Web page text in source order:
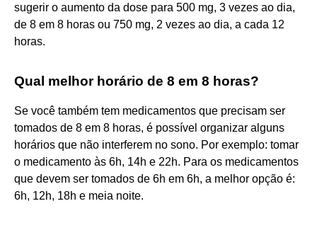
sugerir o aumento da dose para 500 mg, 3 vezes ao dia,
de 8 em 8 horas ou 750 mg, 2 vezes ao dia, a cada 12
horas.
Qual melhor horário de 8 em 8 horas?
Se você também tem medicamentos que precisam ser
tomados de 8 em 8 horas, é possível organizar alguns
horários que não interferem no sono. Por exemplo: tomar
o medicamento às 6h, 14h e 22h. Para os medicamentos
que devem ser tomados de 6h em 6h, a melhor opção é:
6h, 12h, 18h e meia noite.